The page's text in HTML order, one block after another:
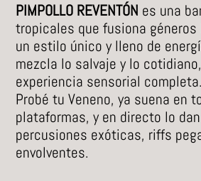
PIMPOLLO REVENTÓN es una
tropicales que fusiona
un estilo único y lleno de
mezcla lo salvaje y lo
experiencia sensorial
Probé tu Veneno, ya suena en
plataformas, y en directo lo
percusiones exóticas, riffs
envolventes.